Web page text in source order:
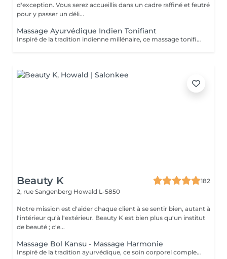
d'exception. Vous serez accueillis dans un cadre raffiné et feutré
pour y passer un déli...
Massage Ayurvédique Indien Tonifiant
Inspiré de la tradition indienne millénaire, ce massage tonifiant à l'huile chaude propose une alternance des rythmes variés. Profitez des fragrances de vanille et cardamome de ce soin qui soulage vos muscles, facilite le sommeil profond et laisse la peau soyeuse.
Beauty K
182
2, rue Sangenberg Howald L-5850
Notre mission est d'aider chaque client à se sentir bien, autant à
l'intérieur qu'à l'extérieur. Beauty K est bien plus qu'un institut
de beauté ; c'e...
Massage Bol Kansu - Massage Harmonie
Inspiré de la tradition ayurvédique, ce soin corporel complet, au rythme lent et doux, associe des manuvres enveloppantes et l'utilisation du bol Kansu. Il procure un profond sentiment de détente, apaisant le mental, réduisant le stress et revitalisant l'énergie pour harmoniser corps et esprit. Bienfaits corporels : Soulage les tensions musculaires Améliore la circulation sanguine et lymphatique Favorise l'élimination des toxines Optimise les échanges cellulaires Pour l'esprit : Détente profonde et apaisement mental Améliore la qualité du sommeil Combat l'insomnie et le stress Stimule la circulation énergétique, favorisant l'équilibre global